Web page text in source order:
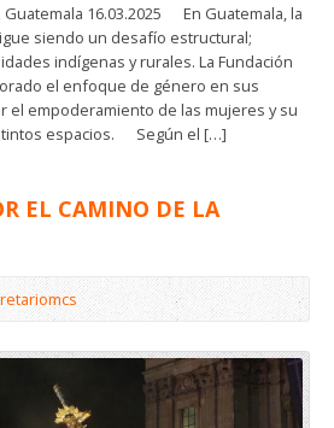
16.03.2025 En Guatemala, la
siendo un desafío estructural;
indígenas y rurales. La Fundación
el enfoque de género en sus
el empoderamiento de las mujeres y su
espacios. Según el […]
EL CAMINO DE LA